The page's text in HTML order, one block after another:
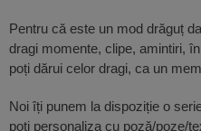
Pentru că este un mod drăguț
dragi momente, clipe, amintiri,
poți dărui celor dragi, ca un
Noi îți punem la dispoziție o
poți personaliza cu poză/poze/